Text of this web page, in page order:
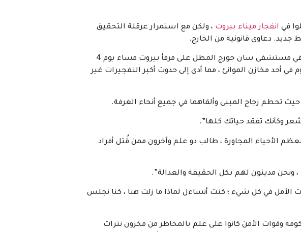
انفجار ميناء بيروت ، ولكن مع استمرار عرقلة التحقيق
دعاوى قانونية من الخارج.
كانت تانيا دو علم وزوجها جان فريدريك علم يحضران موعدًا في مستشفى سان جورج المطل على مرفأ بيروت مساء يوم 4
طنًا من نترات الأمونيوم في أحد مخازن الموانئ ، مما أدى إلى حدوث أكبر التفجيرات غير
تحطم زجاج المبنى وألقاهما في جميع أنحاء الغرفة.
وكأنك تفقد حياتك كلها”.
فيه أكثر من 7000 شخص ودُمرت معظم الأحياء المجاورة ، طالب دو علم وآخرون ممن قُتل أفراد
ونحن مدينون لهم بكل الحقيقة والعدالة”.
الأمل في كل شيء ؛ كنت أتساءل لماذا ما زلت هنا ، كنا نجلس
وقوات الأمن كانوا على علم بالمخاطر من مخزون نترات